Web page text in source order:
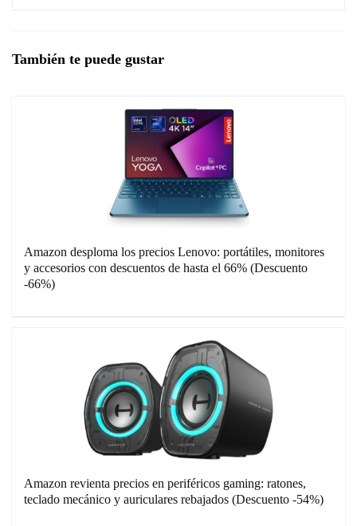
También te puede gustar
Amazon desploma los precios Lenovo: portátiles, monitores
y accesorios con descuentos de hasta el 66% (Descuento
-66%)
Amazon revienta precios en periféricos gaming: ratones,
teclado mecánico y auriculares rebajados (Descuento -54%)